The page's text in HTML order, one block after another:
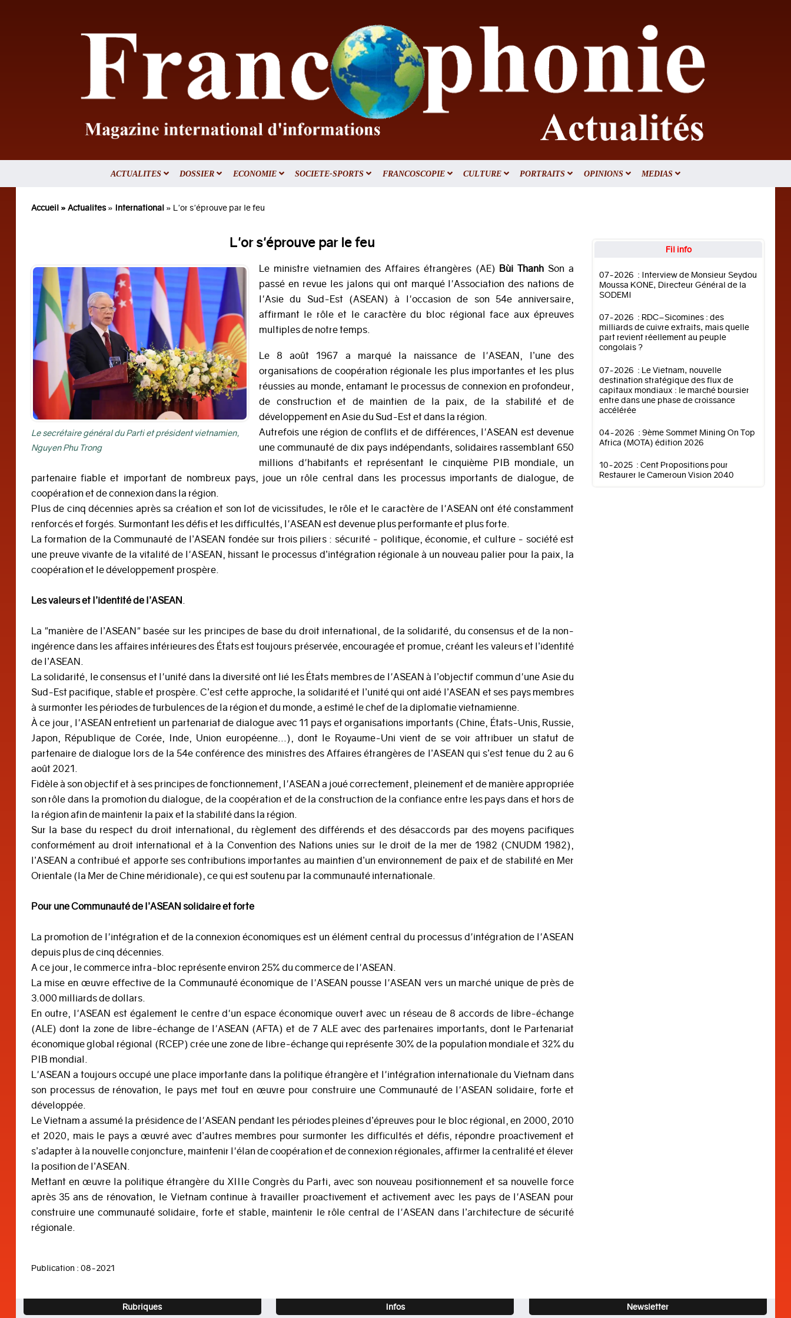
ACTUALITES DOSSIER ECONOMIE SOCIETE-SPORTS FRANCOSCOPIE CULTURE PORTRAITS OPINIONS MEDIAS
Accueil » Actualites» International» L'or s'éprouve par le feu
L'or s'éprouve par le feu
Le secrétaire général du Parti et président vietnamien,
Nguyen Phu Trong
Le ministre vietnamien des Affaires étrangères (AE) Bùi Thanh Son a
passé en revue les jalons qui ont marqué l'Association des nations de
l'Asie du Sud-Est (ASEAN) à l'occasion de son 54e anniversaire,
affirmant le rôle et le caractère du bloc régional face aux épreuves
multiples de notre temps.
Le 8 août 1967 a marqué la naissance de l'ASEAN, l’une des
organisations de coopération régionale les plus importantes et les plus
réussies au monde, entamant le processus de connexion en profondeur,
de construction et de maintien de la paix, de la stabilité et de
développement en Asie du Sud-Est et dans la région.
Autrefois une région de conflits et de différences, l'ASEAN est devenue
une communauté de dix pays indépendants, solidaires rassemblant 650
millions d'habitants et représentant le cinquième PIB mondiale, un
partenaire fiable et important de nombreux pays, joue un rôle central dans les processus importants de dialogue, de
coopération et de connexion dans la région.
Plus de cinq décennies après sa création et son lot de vicissitudes, le rôle et le caractère de l'ASEAN ont été constamment
renforcés et forgés. Surmontant les défis et les difficultés, l'ASEAN est devenue plus performante et plus forte.
La formation de la Communauté de l’ASEAN fondée sur trois piliers : sécurité - politique, économie, et culture - société est
une preuve vivante de la vitalité de l'ASEAN, hissant le processus d’intégration régionale à un nouveau palier pour la paix, la
coopération et le développement prospère.
Les valeurs et l’identité de l’ASEAN.
La "manière de l’ASEAN" basée sur les principes de base du droit international, de la solidarité, du consensus et de la non-
ingérence dans les affaires intérieures des États est toujours préservée, encouragée et promue, créant les valeurs et l’identité
de l’ASEAN.
La solidarité, le consensus et l'unité dans la diversité ont lié les États membres de l'ASEAN à l’objectif commun d'une Asie du
Sud-Est pacifique, stable et prospère. C’est cette approche, la solidarité et l’unité qui ont aidé l’ASEAN et ses pays membres
à surmonter les périodes de turbulences de la région et du monde, a estimé le chef de la diplomatie vietnamienne.
À ce jour, l'ASEAN entretient un partenariat de dialogue avec 11 pays et organisations importants (Chine, États-Unis, Russie,
Japon, République de Corée, Inde, Union européenne...), dont le Royaume-Uni vient de se voir attribuer un statut de
partenaire de dialogue lors de la 54e conférence des ministres des Affaires étrangères de l’ASEAN qui s’est tenue du 2 au 6
août 2021.
Fidèle à son objectif et à ses principes de fonctionnement, l'ASEAN a joué correctement, pleinement et de manière appropriée
son rôle dans la promotion du dialogue, de la coopération et de la construction de la confiance entre les pays dans et hors de
la région afin de maintenir la paix et la stabilité dans la région.
Sur la base du respect du droit international, du règlement des différends et des désaccords par des moyens pacifiques
conformément au droit international et à la Convention des Nations unies sur le droit de la mer de 1982 (CNUDM 1982),
l’ASEAN a contribué et apporte ses contributions importantes au maintien d’un environnement de paix et de stabilité en Mer
Orientale (la Mer de Chine méridionale), ce qui est soutenu par la communauté internationale.
Pour une Communauté de l’ASEAN solidaire et forte
La promotion de l'intégration et de la connexion économiques est un élément central du processus d'intégration de l'ASEAN
depuis plus de cinq décennies.
A ce jour, le commerce intra-bloc représente environ 25% du commerce de l'ASEAN.
La mise en œuvre effective de la Communauté économique de l'ASEAN pousse l'ASEAN vers un marché unique de près de
3.000 milliards de dollars.
En outre, l'ASEAN est également le centre d'un espace économique ouvert avec un réseau de 8 accords de libre-échange
(ALE) dont la zone de libre-échange de l'ASEAN (AFTA) et de 7 ALE avec des partenaires importants, dont le Partenariat
économique global régional (RCEP) crée une zone de libre-échange qui représente 30% de la population mondiale et 32% du
PIB mondial.
L'ASEAN a toujours occupé une place importante dans la politique étrangère et l'intégration internationale du Vietnam dans
son processus de rénovation, le pays met tout en œuvre pour construire une Communauté de l'ASEAN solidaire, forte et
développée.
Le Vietnam a assumé la présidence de l'ASEAN pendant les périodes pleines d’épreuves pour le bloc régional, en 2000, 2010
et 2020, mais le pays a œuvré avec d’autres membres pour surmonter les difficultés et défis, répondre proactivement et
s’adapter à la nouvelle conjoncture, maintenir l'élan de coopération et de connexion régionales, affirmer la centralité et élever
la position de l’ASEAN.
Mettant en œuvre la politique étrangère du XIIIe Congrès du Parti, avec son nouveau positionnement et sa nouvelle force
après 35 ans de rénovation, le Vietnam continue à travailler proactivement et activement avec les pays de l'ASEAN pour
construire une communauté solidaire, forte et stable, maintenir le rôle central de l'ASEAN dans l’architecture de sécurité
régionale.
Publication : 08-2021
Fil info
07-2026 : Interview de Monsieur Seydou
Moussa KONE, Directeur Général de la
SODEMI
07-2026 : RDC–Sicomines : des
milliards de cuivre extraits, mais quelle
part revient réellement au peuple
congolais ?
07-2026 : Le Vietnam, nouvelle
destination stratégique des flux de
capitaux mondiaux : le marché boursier
entre dans une phase de croissance
accélérée
04-2026 : 9ème Sommet Mining On Top
Africa (MOTA) édition 2026
10-2025 : Cent Propositions pour
Restaurer le Cameroun Vision 2040
Rubriques Infos Newsletter